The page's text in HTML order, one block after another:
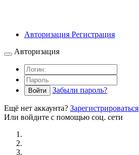
Авторизация Регистрация
Авторизация
Войти Забыли пароль?
Ещё нет аккаунта? Зарегистрироваться
Или войдите с помощью соц. сети